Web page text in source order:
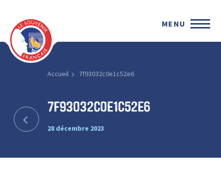
MENU
Accueil 7f93032c0e1c52e6
7f93032c0e1c52e6
28 décembre 2023